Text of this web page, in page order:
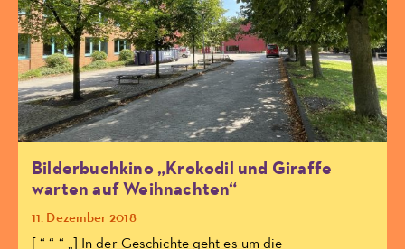
Bilderbuchkino „Krokodil und Giraffe
warten auf Weihnachten“
11. Dezember 2018
[ “ “ “ „] In der Geschichte geht es um die